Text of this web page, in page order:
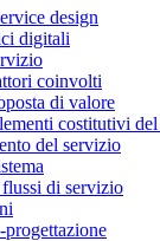
design
digitali
coinvolti
di valore
costitutivi
del servizio
flussi di servizio